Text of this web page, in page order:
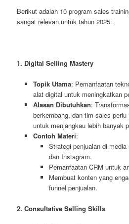
Berikut adalah 10 program sales
sangat relevan untuk tahun 2025:
1. Digital Selling Mastery
Topik Utama: Pemanfaatan
alat digital untuk meningkatkan
Alasan Dibutuhkan:
berkembang, dan tim sales
untuk menjangkau lebih banyak
Contoh Materi:
Strategi penjualan di
dan Instagram.
Pemanfaatan CRM untuk
Membuat konten yang
funnel penjualan.
2. Consultative Selling Skills